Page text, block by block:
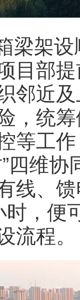
梁架
目部
邻近
，统
等工
四维
线、
，便
流程。